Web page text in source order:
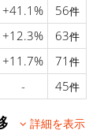
+41.1% 56件
+12.3% 63件
+11.7% 71 件
- 45件
移
詳細を表示